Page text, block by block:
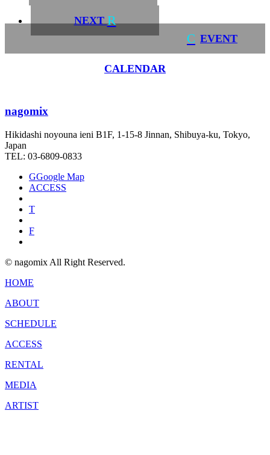
NEXTR
C EVENT
CALENDAR
nagomix
Hikidashi noyouna ieni B1F, 1-15-8 Jinnan, Shibuya-ku, Tokyo,
Japan
TEL: 03-6809-0833
GGoogle Map
ACCESS
T
F
© nagomix All Right Reserved.
HOME
ABOUT
SCHEDULE
ACCESS
RENTAL
MEDIA
ARTIST